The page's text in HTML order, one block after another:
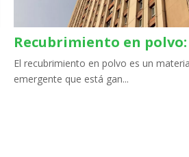
El recubrimiento en polvo es un
emergente que está gan...